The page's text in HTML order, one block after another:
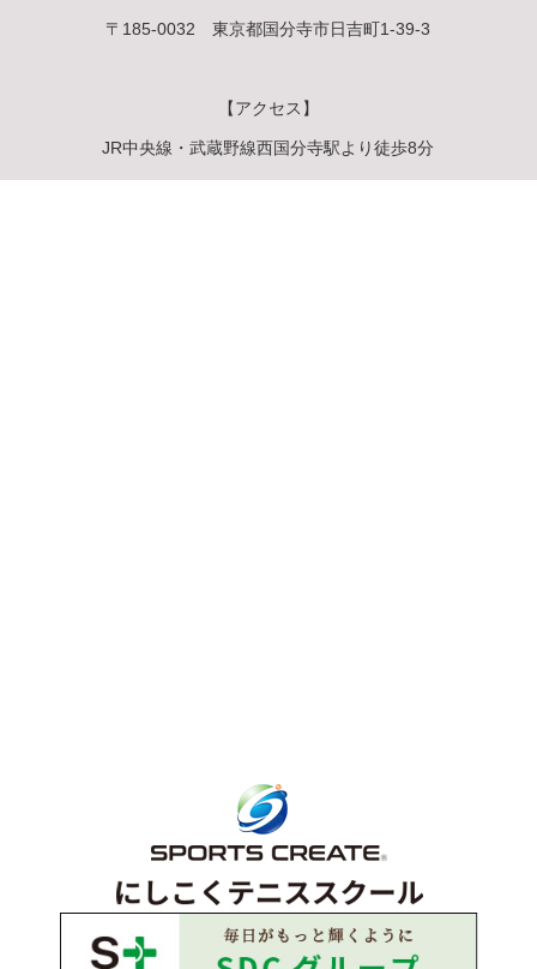
〒185-0032 東京都国分寺市日吉町1-39-3
【アクセス】
JR中央線・武蔵野線西国分寺駅より徒歩8分